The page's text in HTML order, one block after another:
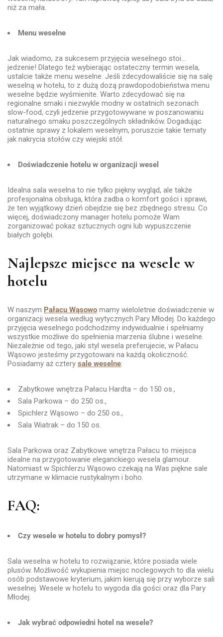
niż za mała.
Menu weselne
Jak wiadomo, za sukcesem przyjęcia weselnego stoi…
jedzenie! Dlatego też wybierając ostateczny termin wesela,
ustalcie także menu weselne. Jeśli zdecydowaliście się na salę
weselną w hotelu, to z dużą dozą prawdopodobieństwa menu
weselne będzie wyśmienite. Warto zdecydować się na
regionalne smaki i niezwykle modny w ostatnich sezonach
slow-food, czyli jedzenie przygotowywane w poszanowaniu
naturalnego smaku poszczególnych składników. Dogadując
ostatnie sprawy z lokalem weselnym, poruszcie takie tematy
jak nakrycia stołów czy wiejski stół.
Doświadczenie hotelu w organizacji wesel
Idealna sala weselna to nie tylko piękny wygląd, ale także
profesjonalna obsługa, która zadba o komfort gości i sprawi,
że ten wyjątkowy dzień obejdzie się bez zbędnego stresu. Co
więcej, doświadczony manager hotelu pomoże Wam
zorganizować pokaz sztucznych ogni lub wypuszczenie
białych gołębi.
Najlepsze miejsce na wesele w
hotelu
W naszym Pałacu Wąsowo mamy wieloletnie doświadczenie w
organizacji wesela według wytycznych Pary Młodej. Do każdego
przyjęcia weselnego podchodzimy indywidualnie i spełniamy
wszystkie możliwe do spełnienia marzenia ślubne i weselne.
Niezależnie od tego, jaki styl wesela preferujecie, w Pałacu
Wąsowo jesteśmy przygotowani na każdą okoliczność.
Posiadamy aż cztery sale weselne:
Zabytkowe wnętrza Pałacu Hardta – do 150 os.,
Sala Parkowa – do 250 os.,
Spichlerz Wąsowo – do 250 os.,
Sala Wiatrak – do 150 os.
Sala Parkowa oraz Zabytkowe wnętrza Pałacu to miejsca
idealne na przygotowanie eleganckiego wesela glamour.
Natomiast w Spichlerzu Wąsowo czekają na Was piękne sale
utrzymane w klimacie rustykalnym i boho.
FAQ:
Czy wesele w hotelu to dobry pomysł?
Sala weselna w hotelu to rozwiązanie, które posiada wiele
plusów. Możliwość wykupienia miejsc noclegowych to dla wielu
osób podstawowe kryterium, jakim kierują się przy wyborze sali
weselnej. Wesele w hotelu to wygoda dla gości oraz dla Pary
Młodej.
Jak wybrać odpowiedni hotel na wesele?